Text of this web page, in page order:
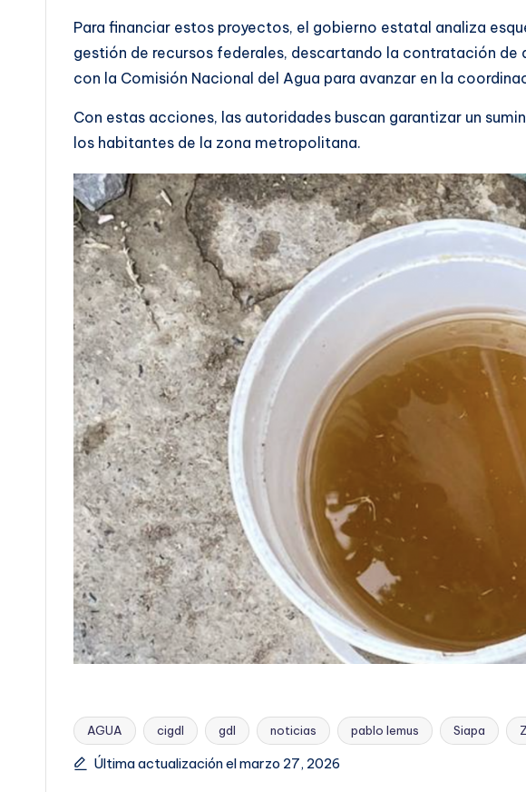
Para financiar estos proyectos, el gobierno estatal analiza
gestión de recursos federales, descartando la contratación de
con la Comisión Nacional del Agua para avanzar en la
Con estas acciones, las autoridades buscan garantizar un
los habitantes de la zona metropolitana.
Etiquetas:
AGUA cigdl gdl noticias pablo lemus Siapa
Última actualización el marzo 27, 2026